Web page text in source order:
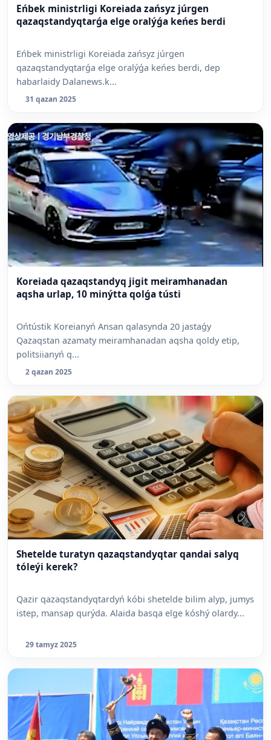
Eńbek ministrligi Koreiada zańsyz júrgen
qazaqstandyqtarǵa elge oralýǵa keńes berdi
Eńbek ministrligi Koreiada zańsyz júrgen
qazaqstandyqtarǵa elge oralýǵa keńes berdi, dep
habarlaidy Dalanews.k...
31 qazan 2025
Koreiada qazaqstandyq jigit meiramhanadan
aqsha urlap, 10 minýtta qolǵa tústi
Ońtústik Koreianyń Ansan qalasynda 20 jastaǵy
Qazaqstan azamaty meiramhanadan aqsha qoldy etip,
politsiianyń q...
2 qazan 2025
Shetelde turatyn qazaqstandyqtar qandai salyq
tóleýi kerek?
Qazir qazaqstandyqtardyń kóbi shetelde bilim alyp, jumys
istep, mansap qurýda. Alaida basqa elge kóshý olardy...
29 tamyz 2025